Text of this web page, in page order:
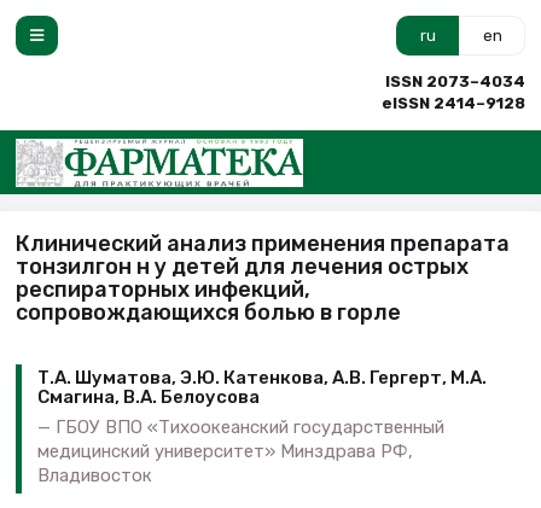
ru en
ISSN 2073–4034
eISSN 2414–9128
Клинический анализ применения препарата
тонзилгон н у детей для лечения острых
респираторных инфекций,
сопровождающихся болью в горле
Т.А. Шуматова, Э.Ю. Катенкова, А.В. Гергерт, М.А.
Смагина, В.А. Белоусова
ГБОУ ВПО «Тихоокеанский государственный
медицинский университет» Минздрава РФ,
Владивосток